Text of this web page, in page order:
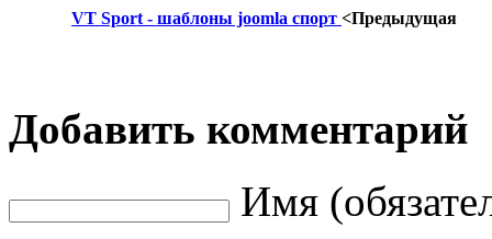
VT Sport - шаблоны joomla спорт <Предыдущая
Добавить комментарий
Имя